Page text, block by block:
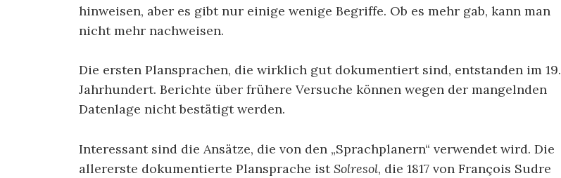
hinweisen, aber es gibt nur einige wenige Begriffe. Ob es mehr gab, kann man
nicht mehr nachweisen.
Die ersten Plansprachen, die wirklich gut dokumentiert sind, entstanden im 19.
Jahrhundert. Berichte über frühere Versuche können wegen der mangelnden
Datenlage nicht bestätigt werden.
Interessant sind die Ansätze, die von den „Sprachplanern“ verwendet wird. Die
allererste dokumentierte Plansprache istSolresol, die 1817 von François Sudre